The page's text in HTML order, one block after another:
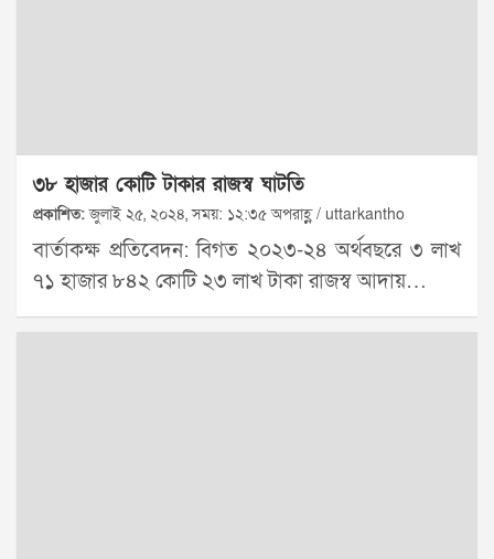
৩৮ হাজার কোটি টাকার রাজস্ব ঘাটতি
প্রকাশিত:জুলাই ২৫, ২০২৪, সময়: ১২:৩৫ অপরাহ্ণ / uttarkantho
বার্তাকক্ষ প্রতিবেদন: বিগত ২০২৩-২৪ অর্থবছরে ৩ লাখ
৭১ হাজার ৮৪২ কোটি ২৩ লাখ টাকা রাজস্ব আদায়…